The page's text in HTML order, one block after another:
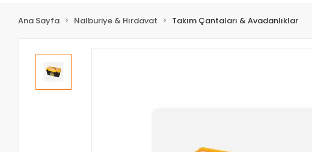
Ana Sayfa Nalburiye & Hırdavat Takım Çantaları & Avadanlıklar